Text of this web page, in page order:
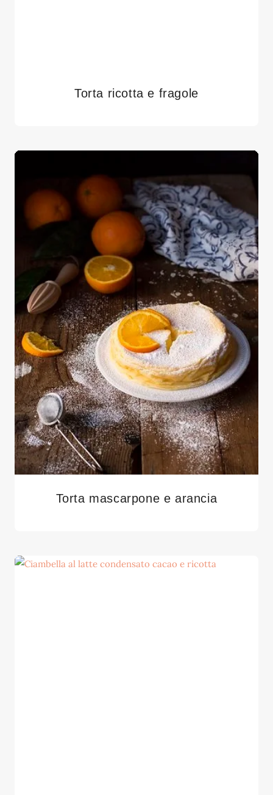
Torta ricotta e fragole
Torta mascarpone e arancia